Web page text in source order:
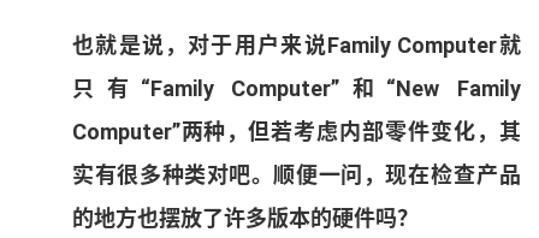
也就是说， 对于用户来说Family Computer就
只有 “Family Computer” 和 “New Family
Computer”两种， 但若考虑内部零件变化， 其
实有很多种类对吧。 顺便一问 ， 现在检查产品
的地方也摆放了许多版本的硬件吗？